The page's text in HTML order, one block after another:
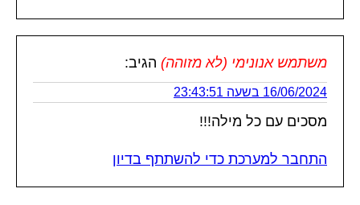
משתמש אנונימי (לא מזוהה) הגיב:
16/06/2024 בשעה 23:43:51
מסכים עם כל מילה!!!
התחבר למערכת כדי להשתתף בדיון